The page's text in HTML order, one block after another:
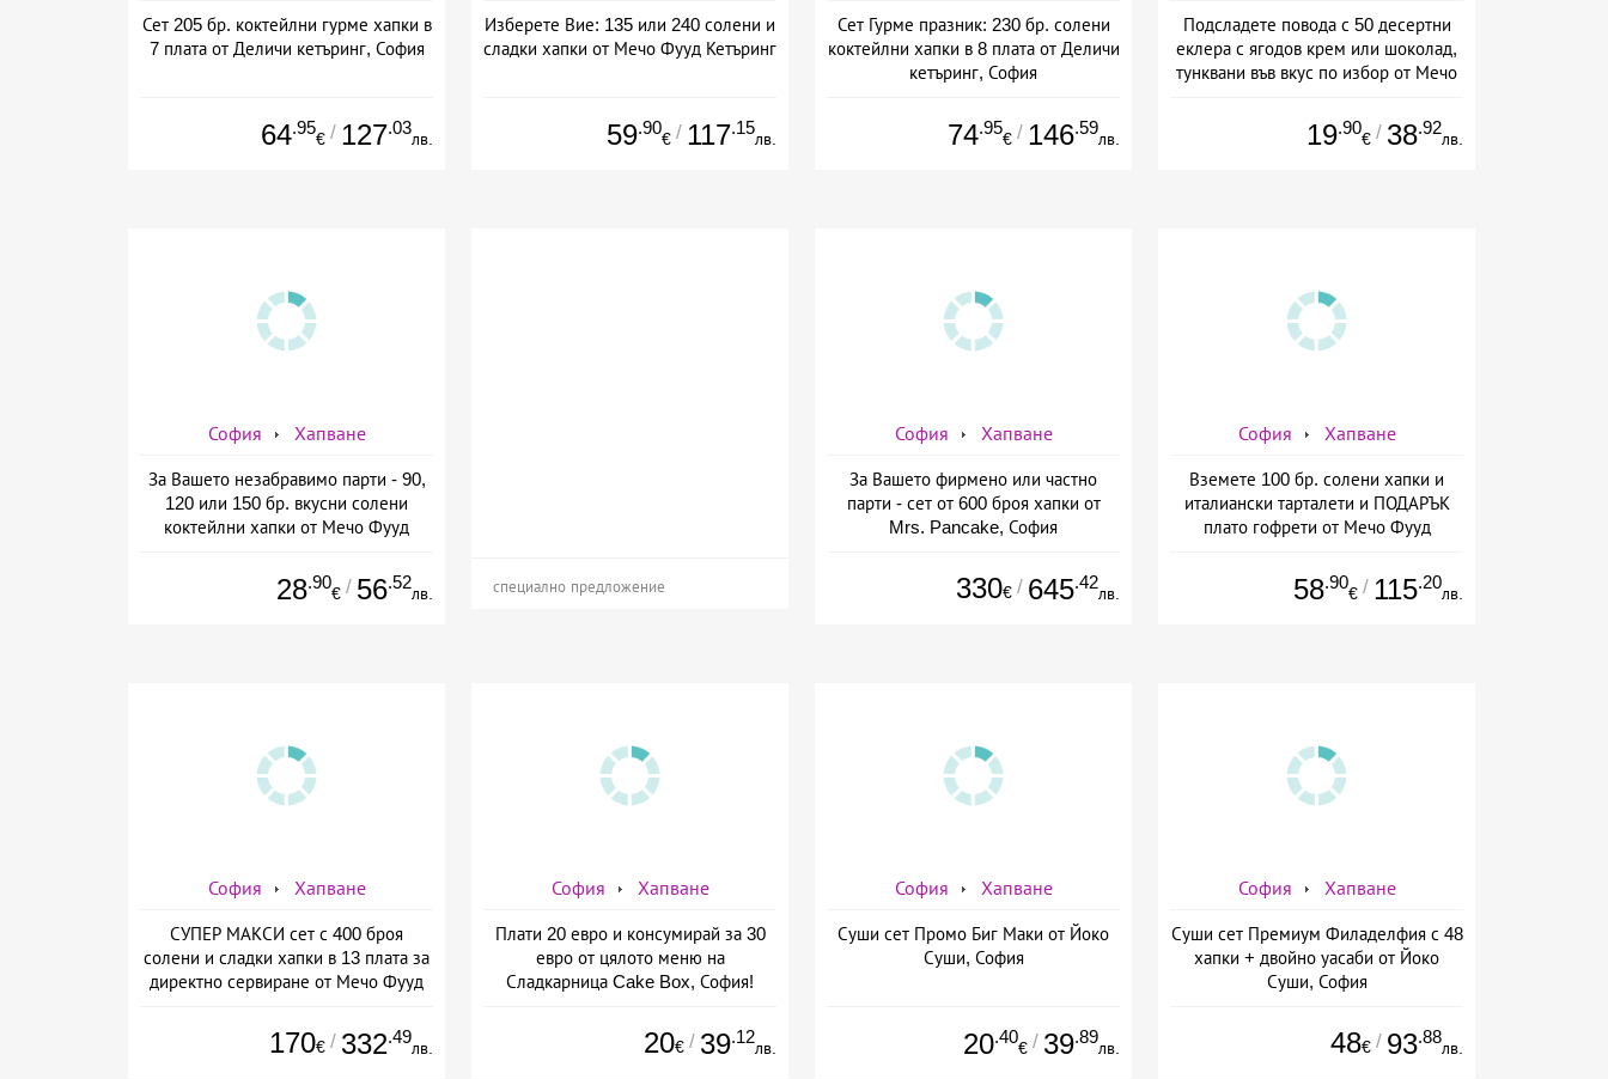
Сет 205 бр. коктейлни гурме хапки в
7 плата от Деличи кетъринг, София
64.95
€ / 127.03
лв.
Изберете Вие: 135 или 240 солени и
сладки хапки от Мечо Фууд Кетъринг
59.90
€ / 117.15
лв.
Сет Гурме празник: 230 бр. солени
коктейлни хапки в 8 плата от Деличи
кетъринг, София
74.95
€ / 146.59
лв.
Подсладете повода с 50 десертни
еклера с ягодов крем или шоколад,
тунквани във вкус по избор от Мечо
19.90
€ / 38.92
лв.
София Хапване
За Вашето незабравимо парти - 90,
120 или 150 бр. вкусни солени
коктейлни хапки от Мечо Фууд
28.90
€ / 56.52
лв. специално предложение
София Хапване
За Вашето фирмено или частно
парти - сет от 600 броя хапки от
Mrs. Pancake, София
330€ / 645.42
лв.
София Хапване
Вземете 100 бр. солени хапки и
италиански тарталети и ПОДАРЪК
плато гофрети от Мечо Фууд
58.90
€ / 115.20
лв.
София Хапване
СУПЕР МАКСИ сет с 400 броя
солени и сладки хапки в 13 плата за
директно сервиране от Мечо Фууд
170€ / 332.49
лв.
София Хапване
Плати 20 евро и консумирай за 30
евро от цялото меню на
Сладкарница Cake Box, София!
20€ / 39.12
лв.
София Хапване
Суши сет Промо Биг Маки от Йоко
Суши, София
20.40
€ / 39.89
лв.
София Хапване
Суши сет Премиум Филаделфия с 48
хапки + двойно уасаби от Йоко
Суши, София
48€ / 93.88
лв.